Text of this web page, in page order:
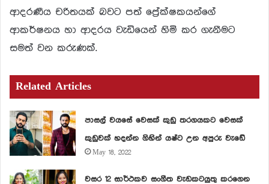
ආදරණීය චරිතයක් බවට පත් ප්‍රේක්ෂකයන්ගේ
ආකර්ෂනය හා ආදරය වැඩියෙන් හිමි කර ගැනීමට
සමත් වන කරුණක්.
Related Articles
පාසල් වයසේ වෙසක් කුඩු තරගයකට වෙසක්
කුඩුවක් හදන්න ගිහින් යෂ්ට උන අපුරු වැඩේ
May 18, 2022
වසර 12 සාර්ථකව සංගීත වැඩකටයුතු කරගෙන